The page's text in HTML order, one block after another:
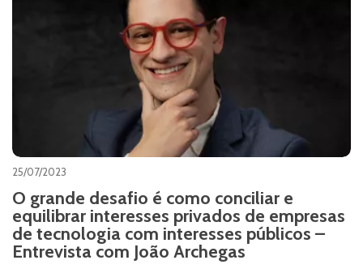
25/07/2023
O grande desafio é como conciliar e
equilibrar interesses privados de empresas
de tecnologia com interesses públicos –
Entrevista com João Archegas